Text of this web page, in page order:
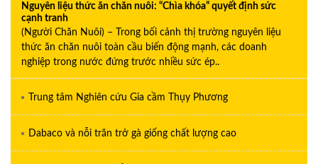
Nguyên liệu thức ăn chăn nuôi: “Chìa khóa” quyết định sức
cạnh tranh
(Người Chăn Nuôi) – Trong bối cảnh thị trường nguyên liệu
thức ăn chăn nuôi toàn cầu biến động mạnh, các doanh
nghiệp trong nước đứng trước nhiều sức ép..
Trung tâm Nghiên cứu Gia cầm Thụy Phương
Dabaco và nỗi trăn trở gà giống chất lượng cao